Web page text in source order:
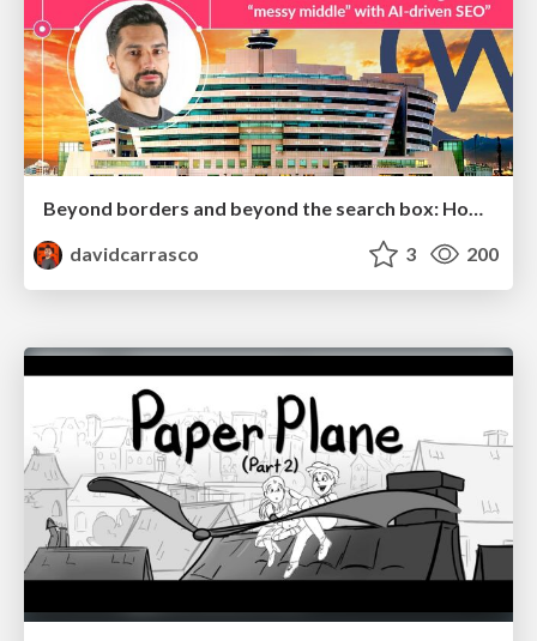
Beyond borders and beyond the search box: How to win the global "messy middle" with AI-driven SEO
davidcarrasco
3 200